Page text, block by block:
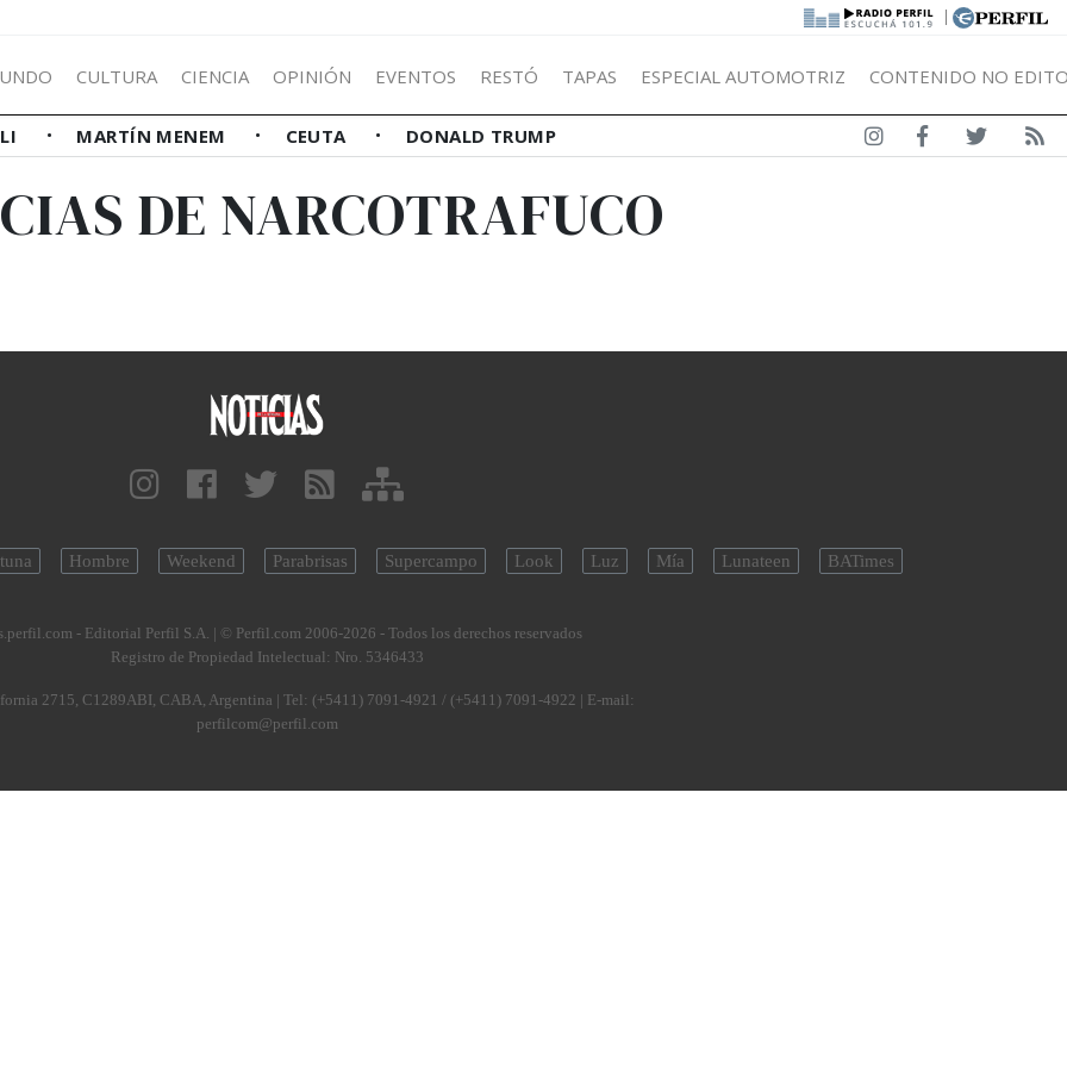
|
CULTURA CIENCIA OPINIÓN EVENTOS RESTÓ TAPAS ESPECIAL AUTOMOTRIZ CONTENIDO NO
MARTÍN MENEM CEUTA DONALD TRUMP
DE NARCOTRAFUCO
Hombre Weekend Parabrisas Supercampo Look Luz Mía Lunateen BATimes
- Editorial Perfil S.A. | © Perfil.com 2006-2026 - Todos los derechos reservados
Registro de Propiedad Intelectual: Nro. 5346433
2715, C1289ABI, CABA, Argentina | Tel: (+5411) 7091-4921 / (+5411) 7091-4922 | E-mail:
perfilcom@perfil.com